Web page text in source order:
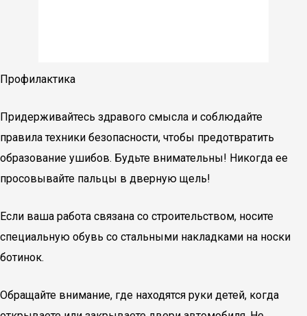
Профилактика
Придерживайтесь здравого смысла и соблюдайте
правила техники безопасности, чтобы предотвратить
образование ушибов. Будьте внимательны! Никогда ее
просовывайте пальцы в дверную щель!
Если ваша работа связана со строительством, носите
специальную обувь со стальными накладками на носки
ботинок.
Обращайте внимание, где находятся руки детей, когда